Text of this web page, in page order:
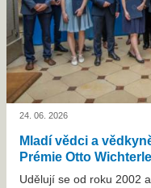
24. 06. 2026
Mladí vědci a
Prémie Otto
Udělují se od roku 2002